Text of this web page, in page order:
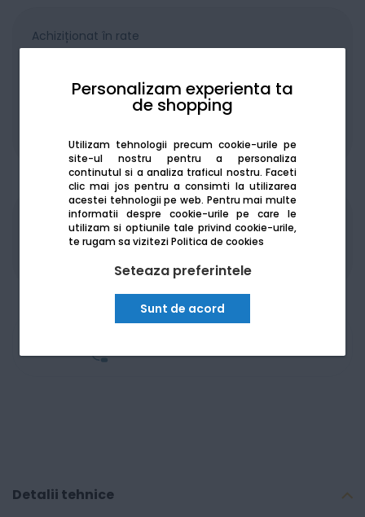
Personalizam experienta ta
de shopping
Utilizam tehnologii precum cookie-urile pe
site-ul nostru pentru a personaliza
continutul si a analiza traficul nostru. Faceti
clic mai jos pentru a consimti la utilizarea
acestei tehnologii pe web. Pentru mai multe
informatii despre cookie-urile pe care le
utilizam si optiunile tale privind cookie-urile,
te rugam sa viziteziPolitica de cookies
Seteaza preferintele
Sunt de acord
Achiziționat în rate
De la: 164.79 Lei / lună
Produsele sunt disponibile pe platforma de
achizitii publiceSEAP/SICAP
Detalii tehnice